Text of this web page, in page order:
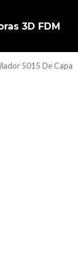
3D FDM
5015 De Capa